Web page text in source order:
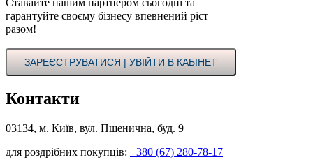
гарантуйте своєму бізнесу впевнений ріст
разом!
ЗАРЕЄСТРУВАТИСЯ | УВІЙТИ В КАБІНЕТ
Контакти
03134, м. Київ, вул. Пшенична, буд. 9
для роздрібних покупців: +380 (67) 280-78-17